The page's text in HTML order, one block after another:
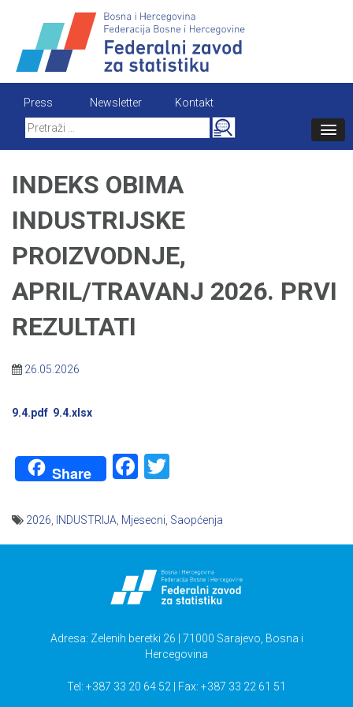
content
Press Newsletter
Kontakt
Search
for:
INDEKS OBIMA
INDUSTRIJSKE
PROIZVODNJE,
APRIL/TRAVANJ 2026. PRVI
REZULTATI
26.05.2026
9.4.pdf 9.4.xlsx
Share Facebook
2026 INDUSTRIJA Mjesecni Saopćenja
Adresa: Zelenih beretki 26 | 71000 Sarajevo, Bosna i
Hercegovina
Tel: +387 33 20 64 52 | Fax: +387 33 22 61 51